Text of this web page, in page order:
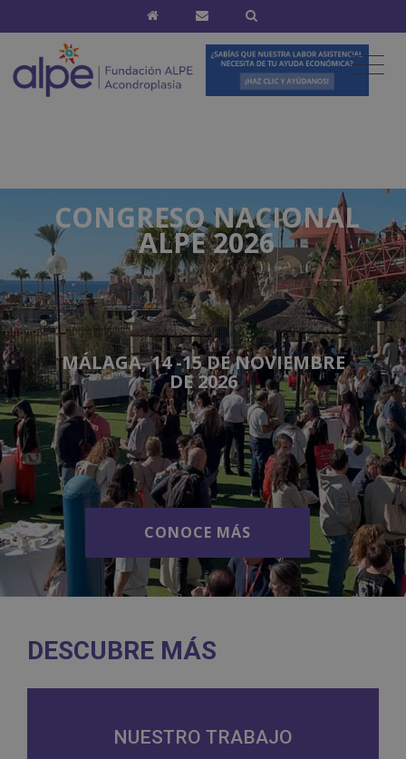
MÁLAGA, 14 -15 DE NOVIEMBRE
DE 2026
CONGRESO NACIONAL
ALPE 2026
CONOCE MÁS
CONOCE MÁS
DESCUBRE MÁS
NUESTRO TRABAJO